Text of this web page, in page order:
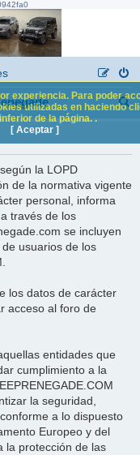
B
s
la LOPD
de la normativa vigente
personal, informa
través de los
se incluyen
usuarios de los
los datos de carácter
acceso al foro de
entidades que
cumplimiento a la
la seguridad,
a lo dispuesto
Europeo y del
la protección de las
experiencia. Para poder
utilizadas en haciendo
de la página. .
[ Aceptar ]